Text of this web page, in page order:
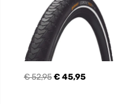
€ 52,95€ 45,95